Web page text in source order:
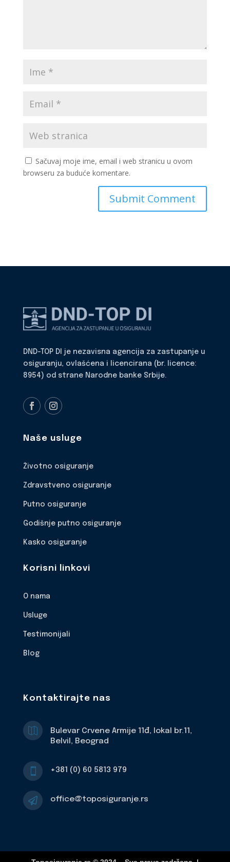
Sačuvaj moje ime, email i web stranicu u ovom
browseru za buduće komentare.
DND-TOP DI je nezavisna agencija za zastupanje u
osiguranju, ovlašćena i licencirana (br. licence:
8954) od strane Narodne banke Srbije.
Naše usluge
Životno osiguranje
Zdravstveno osiguranje
Putno osiguranje
Godišnje putno osiguranje
Kasko osiguranje
Korisni linkovi
O nama
Usluge
Testimonijali
Blog
Kontaktirajte nas

Bulevar Crvene Armije 11đ, lokal br.11,
Belvil, Beograd
 +381 (0) 60 5813 979
 office@toposiguranje.rs